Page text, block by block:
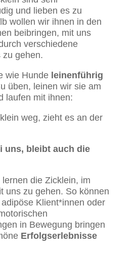
und lieben es zu
wollen wir ihnen in den
beibringen, mit uns
verschiedene
zu gehen.
wie Hunde leinenführig
üben, leinen wir sie am
laufen mit ihnen:
weg, zieht es an der
uns, bleibt auch die
die Zicklein, im
uns zu gehen. So können
Klient*innen oder
in Bewegung bringen
Erfolgserlebnisse